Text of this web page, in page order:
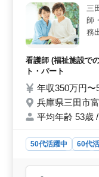
おり、最高年齢が
比率は男性2：女
雰囲気で協力して
三
師
務
医
会
験
極
て
看護師 (福祉施設で
ト・パート
年収350万円
兵庫県三田市
平均年齢 53歳
50代活躍中 60代
アルバ